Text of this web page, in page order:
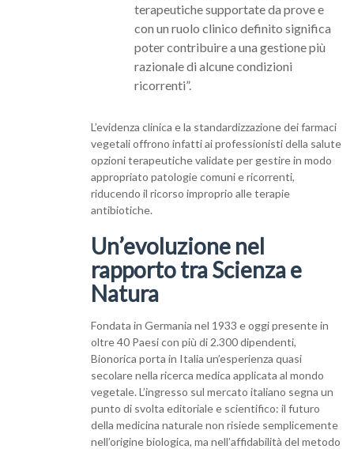
terapeutiche supportate da prove e
con un ruolo clinico definito significa
poter contribuire a una gestione più
razionale di alcune condizioni
ricorrenti”.
L’evidenza clinica e la standardizzazione dei farmaci
vegetali offrono infatti ai professionisti della salute
opzioni terapeutiche validate per gestire in modo
appropriato patologie comuni e ricorrenti,
riducendo il ricorso improprio alle terapie
antibiotiche.
Un’evoluzione nel
rapporto tra Scienza e
Natura
Fondata in Germania nel 1933 e oggi presente in
oltre 40 Paesi con più di 2.300 dipendenti,
Bionorica porta in Italia un’esperienza quasi
secolare nella ricerca medica applicata al mondo
vegetale. L’ingresso sul mercato italiano segna un
punto di svolta editoriale e scientifico: il futuro
della medicina naturale non risiede semplicemente
nell’origine biologica, ma nell’affidabilità del metodo